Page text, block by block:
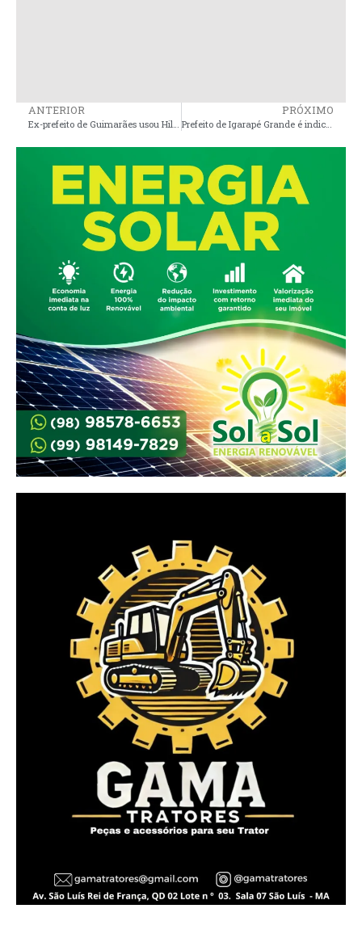
ANTERIOR
Ex-prefeito de Guimarães usou Hilux do município para fins privados
PRÓXIMO
Prefeito de Igarapé Grande é indiciado pela morte de policial militar